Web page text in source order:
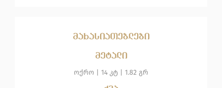
მახასიათებლები
მეტალი
ოქრო 14 კტ | 1.82 გრ